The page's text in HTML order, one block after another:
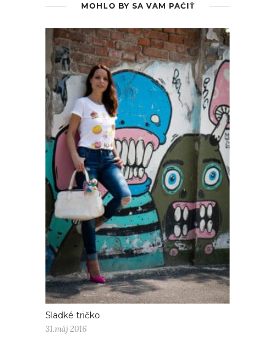
MOHLO BY SA VÁM PÁČIŤ
Sladké tričko
31.máj 2016